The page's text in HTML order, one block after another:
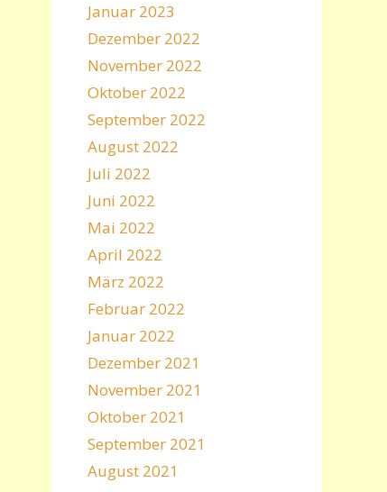
Januar 2023
Dezember 2022
November 2022
Oktober 2022
September 2022
August 2022
Juli 2022
Juni 2022
Mai 2022
April 2022
März 2022
Februar 2022
Januar 2022
Dezember 2021
November 2021
Oktober 2021
September 2021
August 2021